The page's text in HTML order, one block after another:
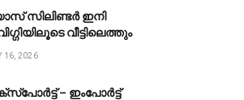
സിലിണ്ടർ ഇനി
വീട്ടിലെത്തും
16, 2026
– ഇംപോർട്ട്